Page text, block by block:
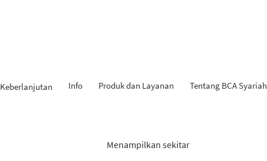
Keberlanjutan Info Produk dan Layanan Tentang BCA Syariah
Menampilkan sekitar